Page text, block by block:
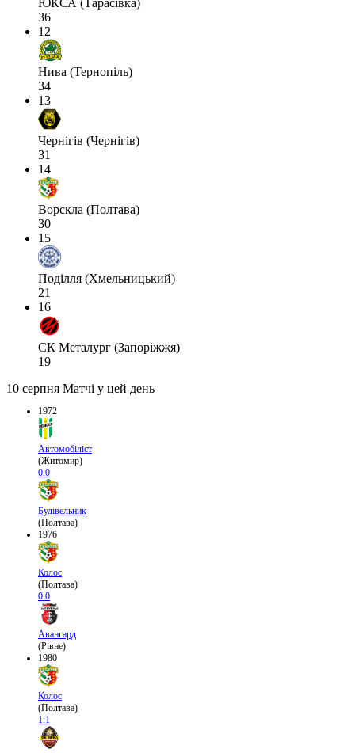
ЮКСА (Тарасівка)
36
12
Нива (Тернопіль)
34
13
Чернігів (Чернігів)
31
14
Ворскла (Полтава)
30
15
Поділля (Хмельницький)
21
16
СК Металург (Запоріжжя)
19
10 серпня Матчі у цей день
1972
Автомобіліст
(Житомир)
0:0
Будівельник
(Полтава)
1976
Колос
(Полтава)
0:0
Авангард
(Рівне)
1980
Колос
(Полтава)
1:1